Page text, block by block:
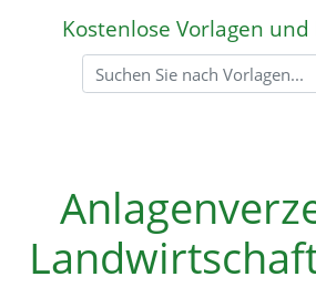
Kostenlose Vorlagen